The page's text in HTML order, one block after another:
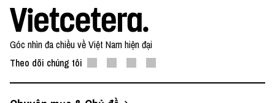
Góc nhìn đa chiều về Việt Nam hiện đại
Theo dõi chúng tôi